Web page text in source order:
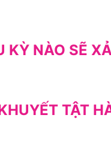
NÀO SẼ
TẬT